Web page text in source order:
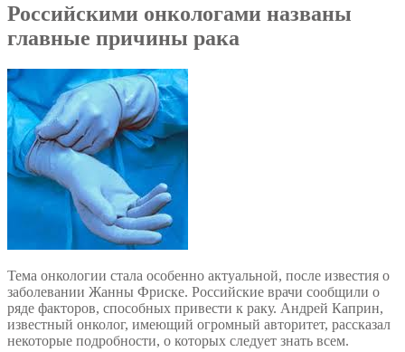
Российскими онкологами названы
главные причины рака
Тема онкологии стала особенно актуальной, после известия о
заболевании Жанны Фриске. Российские врачи сообщили о
ряде факторов, способных привести к раку. Андрей Каприн,
известный онколог, имеющий огромный авторитет, рассказал
некоторые подробности, о которых следует знать всем.